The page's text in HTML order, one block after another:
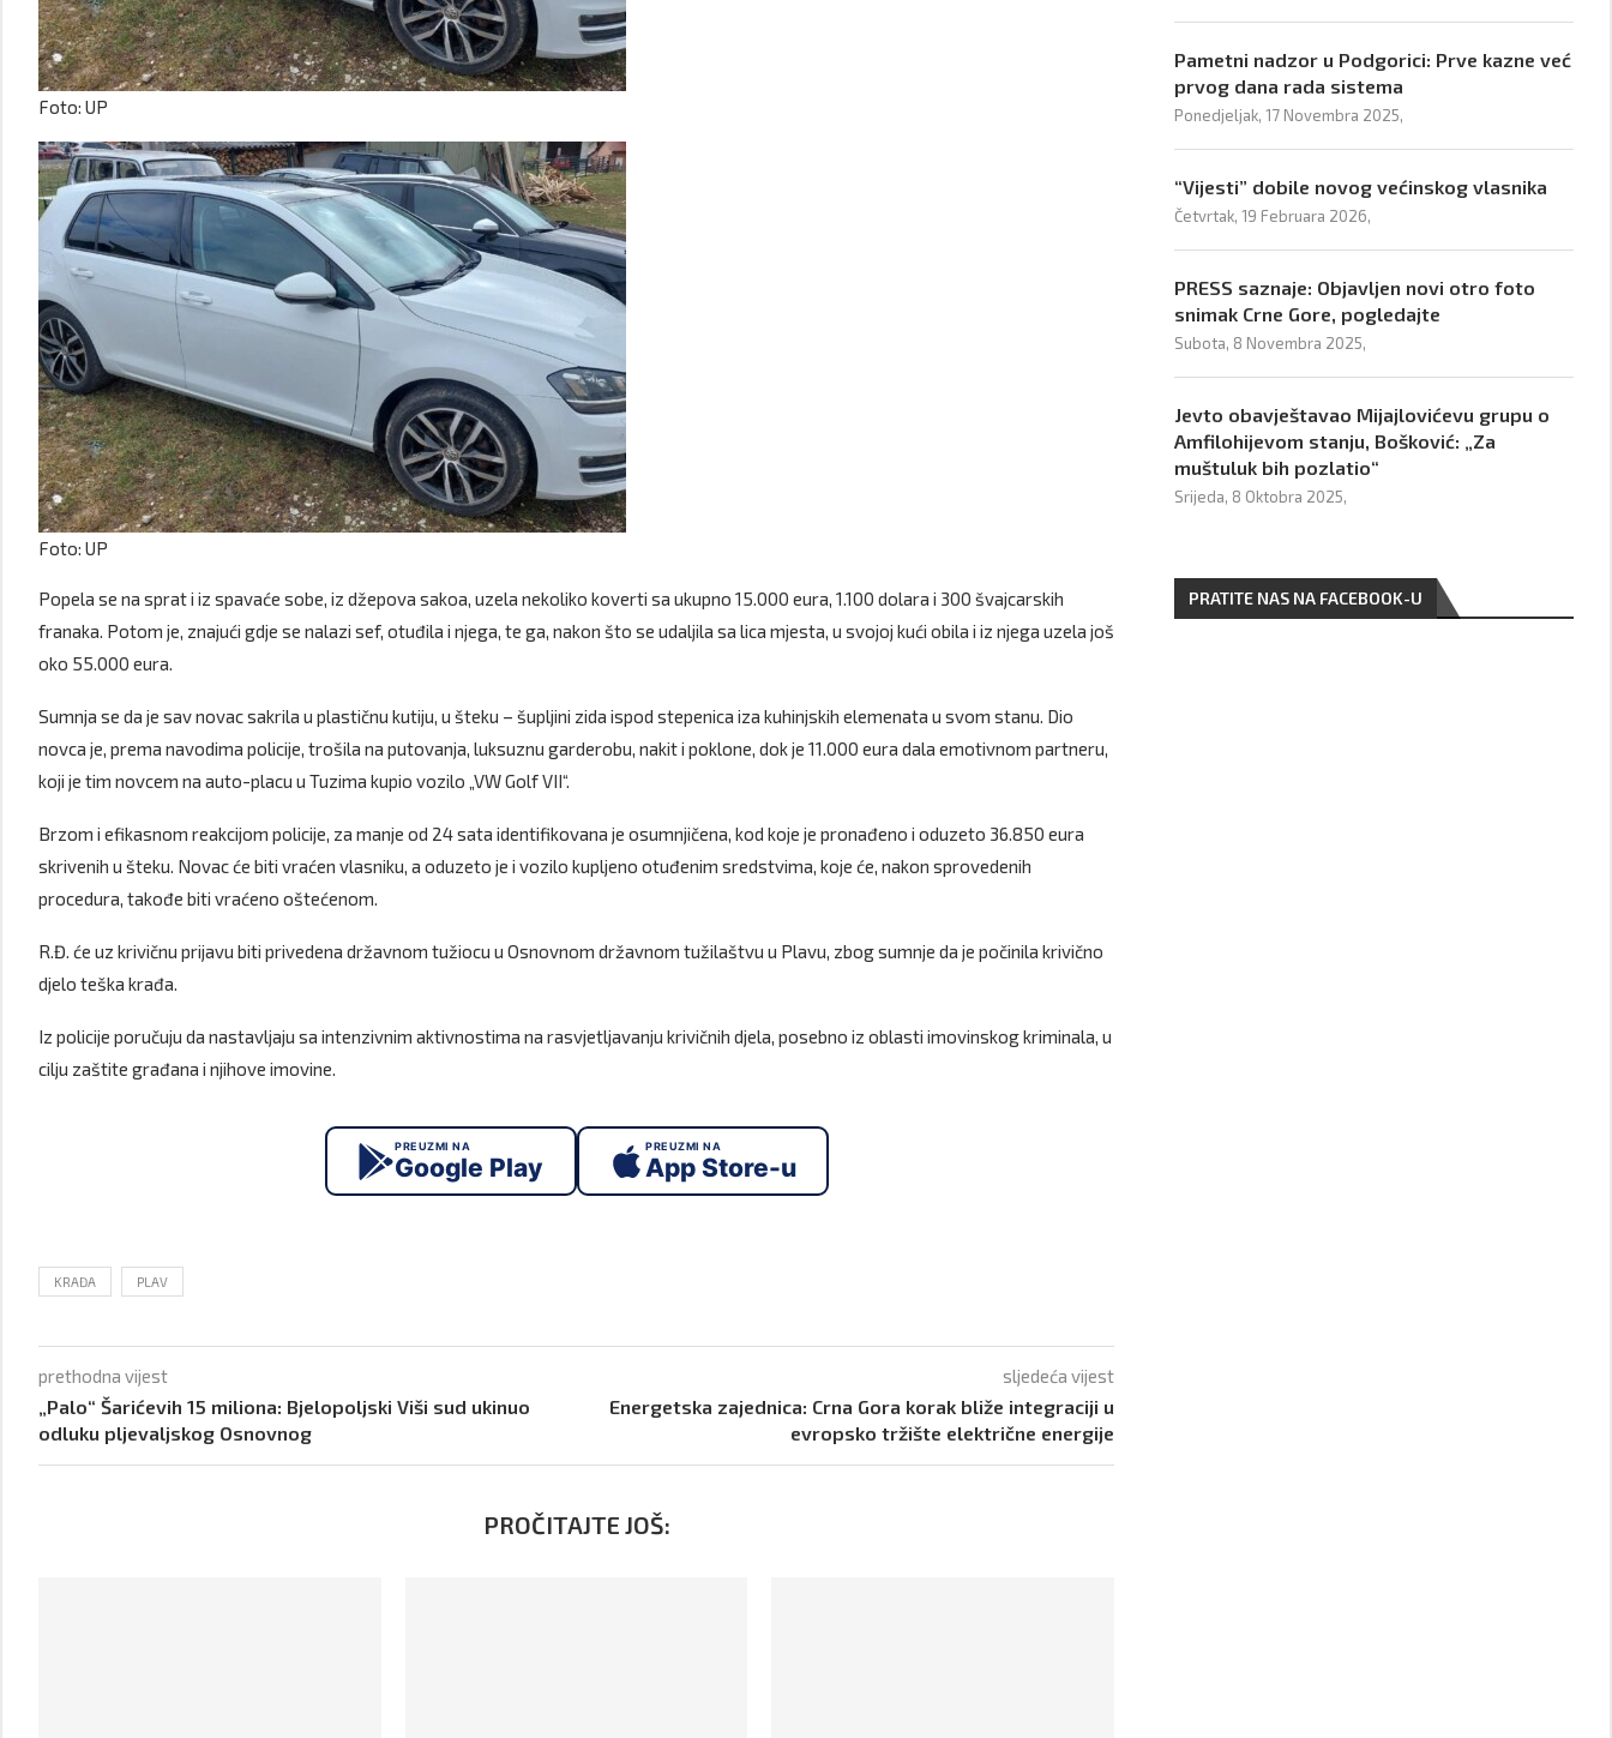
Foto: UP
Foto: UP
Popela se na sprat i iz spavaće sobe, iz džepova sakoa, uzela nekoliko koverti sa ukupno 15.000 eura, 1.100 dolara i 300 švajcarskih
franaka. Potom je, znajući gdje se nalazi sef, otuđila i njega, te ga, nakon što se udaljila sa lica mjesta, u svojoj kući obila i iz njega uzela još
oko 55.000 eura.
Sumnja se da je sav novac sakrila u plastičnu kutiju, u šteku – šupljini zida ispod stepenica iza kuhinjskih elemenata u svom stanu. Dio
novca je, prema navodima policije, trošila na putovanja, luksuznu garderobu, nakit i poklone, dok je 11.000 eura dala emotivnom partneru,
koji je tim novcem na auto-placu u Tuzima kupio vozilo „VW Golf VII“.
Brzom i efikasnom reakcijom policije, za manje od 24 sata identifikovana je osumnjičena, kod koje je pronađeno i oduzeto 36.850 eura
skrivenih u šteku. Novac će biti vraćen vlasniku, a oduzeto je i vozilo kupljeno otuđenim sredstvima, koje će, nakon sprovedenih
procedura, takođe biti vraćeno oštećenom.
R.Đ. će uz krivičnu prijavu biti privedena državnom tužiocu u Osnovnom državnom tužilaštvu u Plavu, zbog sumnje da je počinila krivično
djelo teška krađa.
Iz policije poručuju da nastavljaju sa intenzivnim aktivnostima na rasvjetljavanju krivičnih djela, posebno iz oblasti imovinskog kriminala, u
cilju zaštite građana i njihove imovine.
PREUZMI NA
Google Play
PREUZMI NA
App Store-u
KRAĐA PLAV
prethodna vijest
„Palo“ Šarićevih 15 miliona: Bjelopoljski Viši sud ukinuo
odluku pljevaljskog Osnovnog
sljedeća vijest
Energetska zajednica: Crna Gora korak bliže integraciji u
evropsko tržište električne energije
PROČITAJTE JOŠ:
Pametni nadzor u Podgorici: Prve kazne već
prvog dana rada sistema
Ponedjeljak, 17 Novembra 2025,
“Vijesti” dobile novog većinskog vlasnika
Četvrtak, 19 Februara 2026,
PRESS saznaje: Objavljen novi otro foto
snimak Crne Gore, pogledajte
Subota, 8 Novembra 2025,
Jevto obavještavao Mijajlovićevu grupu o
Amfilohijevom stanju, Bošković: „Za
muštuluk bih pozlatio“
Srijeda, 8 Oktobra 2025,
PRATITE NAS NA FACEBOOK-U